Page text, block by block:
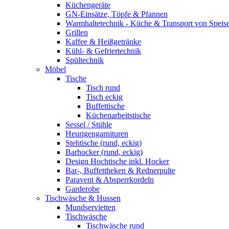
Küchengeräte
GN-Einsätze, Töpfe & Pfannen
Warmhaltetechnik - Küche & Transport von
Grillen
Kaffee & Heißgetränke
Kühl- & Gefriertechnik
Spültechnik
Möbel
Tische
Tisch rund
Tisch eckig
Buffettische
Küchenarbeitstische
Sessel / Stühle
Heurigengarnituren
Stehtische (rund, eckig)
Barhocker (rund, eckig)
Design Hochtische inkl. Hocker
Bar-, Buffettheken & Rednerpulte
Paravent & Absperrkordeln
Garderobe
Tischwäsche & Hussen
Mundservietten
Tischwäsche
Tischwäsche rund